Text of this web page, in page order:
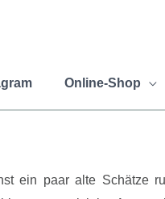
Online-Shop
ein paar alte Schätze